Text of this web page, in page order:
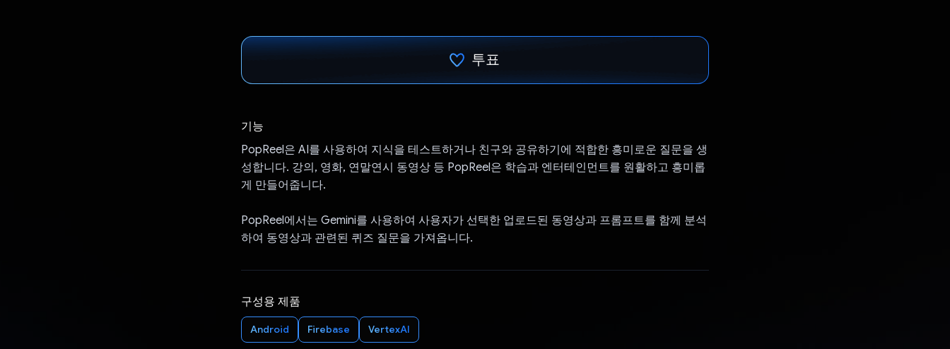
투표
기능
PopReel은 AI를 사용하여 지식을 테스트하거나 친구와 공유하기에 적합한 흥미로운 질문을 생
성합니다. 강의, 영화, 연말연시 동영상 등 PopReel은 학습과 엔터테인먼트를 원활하고 흥미롭
게 만들어줍니다.
PopReel에서는 Gemini를 사용하여 사용자가 선택한 업로드된 동영상과 프롬프트를 함께 분석
하여 동영상과 관련된 퀴즈 질문을 가져옵니다.
구성용 제품
Android Firebase VertexAI